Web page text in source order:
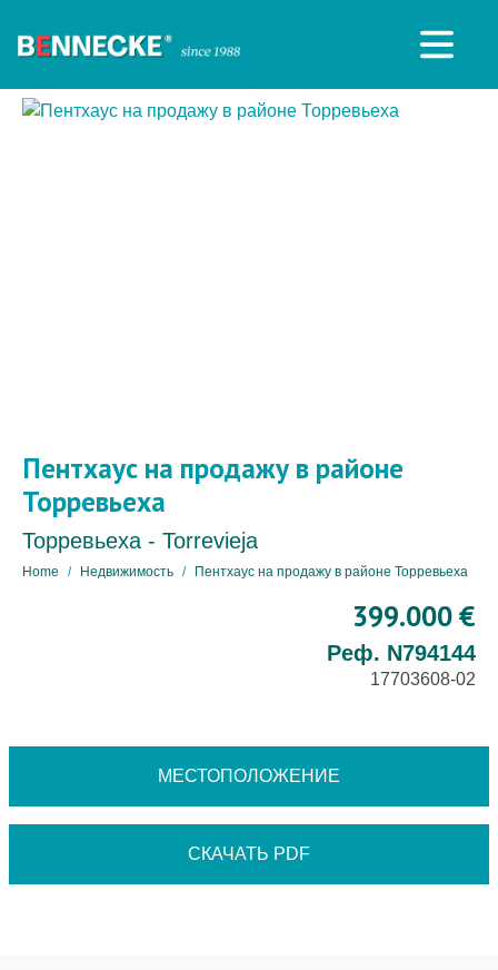
Пентхаус на продажу в районе
Торревьеха
Торревьеха - Torrevieja
Home Недвижимость Пентхаус на продажу в районе Торревьеха
399.000 €
Реф. N794144
17703608-02
МЕСТОПОЛОЖЕНИЕ
СКАЧАТЬ PDF